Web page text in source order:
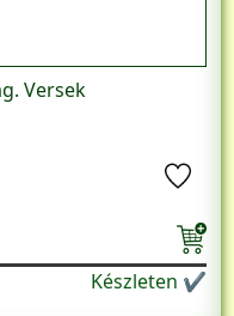
Versek
Készleten ✔